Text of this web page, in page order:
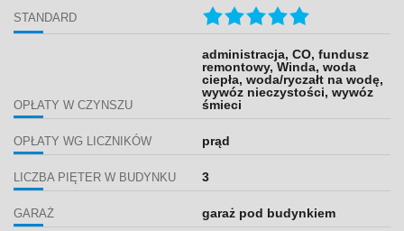
STANDARD
OPŁATY W CZYNSZU
administracja, CO, fundusz
remontowy, Winda, woda
ciepła, woda/ryczałt na wodę,
wywóz nieczystości, wywóz
śmieci
OPŁATY WG LICZNIKÓW prąd
LICZBA PIĘTER W BUDYNKU 3
GARAŻ garaż pod budynkiem